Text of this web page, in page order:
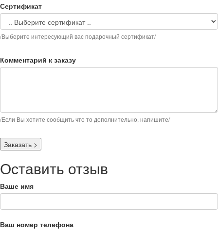
Сертификат
/Выберите интересующий вас подарочный сертификат/
Комментарий к заказу
/Если Вы хотите сообщить что то дополнительно, напишите/
Заказать >
Оставить отзыв
Ваше имя
Ваш номер телефона